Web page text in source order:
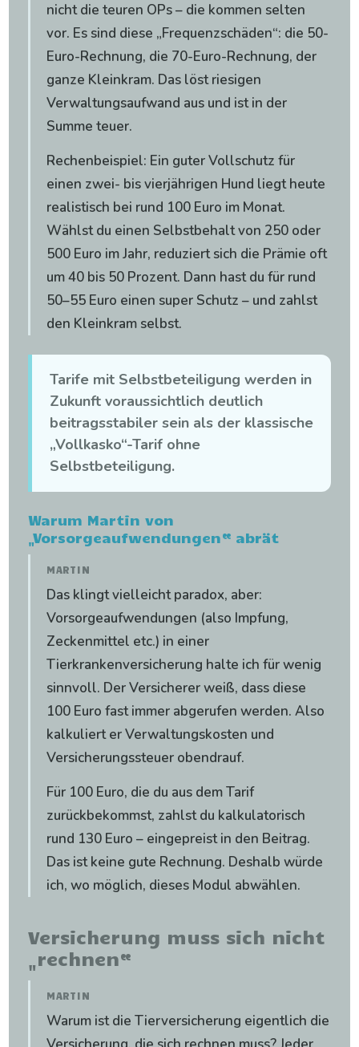
nicht die teuren OPs – die kommen selten
vor. Es sind diese „Frequenzschäden“: die 50-
Euro-Rechnung, die 70-Euro-Rechnung, der
ganze Kleinkram. Das löst riesigen
Verwaltungsaufwand aus und ist in der
Summe teuer.
Rechenbeispiel: Ein guter Vollschutz für
einen zwei- bis vierjährigen Hund liegt heute
realistisch bei rund 100 Euro im Monat.
Wählst du einen Selbstbehalt von 250 oder
500 Euro im Jahr, reduziert sich die Prämie oft
um 40 bis 50 Prozent. Dann hast du für rund
50–55 Euro einen super Schutz – und zahlst
den Kleinkram selbst.
Tarife mit Selbstbeteiligung werden in
Zukunft voraussichtlich deutlich
beitragsstabiler sein als der klassische
„Vollkasko“-Tarif ohne
Selbstbeteiligung.
Warum Martin von
„Vorsorgeaufwendungen“ abrät
MARTIN
Das klingt vielleicht paradox, aber:
Vorsorgeaufwendungen (also Impfung,
Zeckenmittel etc.) in einer
Tierkrankenversicherung halte ich für wenig
sinnvoll. Der Versicherer weiß, dass diese
100 Euro fast immer abgerufen werden. Also
kalkuliert er Verwaltungskosten und
Versicherungssteuer obendrauf.
Für 100 Euro, die du aus dem Tarif
zurückbekommst, zahlst du kalkulatorisch
rund 130 Euro – eingepreist in den Beitrag.
Das ist keine gute Rechnung. Deshalb würde
ich, wo möglich, dieses Modul abwählen.
Versicherung muss sich nicht
„rechnen“
MARTIN
Warum ist die Tierversicherung eigentlich die